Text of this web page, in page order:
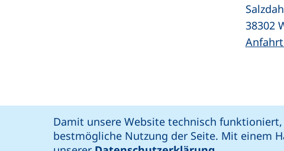
Damit unsere Website technisch
bestmögliche Nutzung der Seite. Mit einem
Ostfalia @: soziale Medien
unsere Facebook-Seite (externer Link,
unsere LinkedIn-Seite (externer
unsere Instagram-Seite
unsere YouTube-Seite
38302